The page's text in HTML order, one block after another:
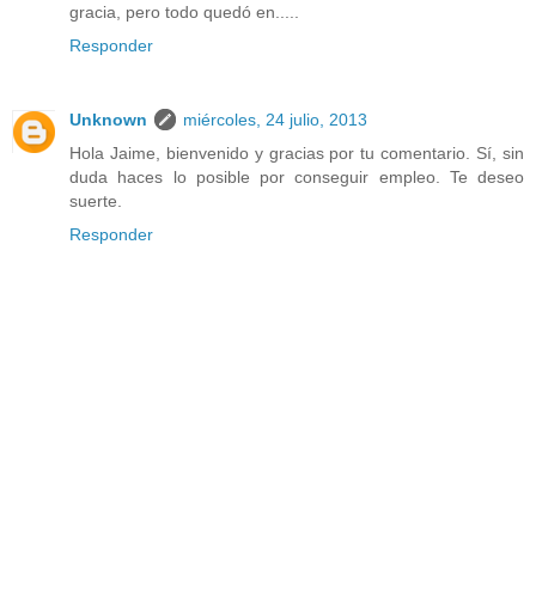
gracia, pero todo quedó en.....
Responder
Unknown
miércoles, 24 julio, 2013
Hola Jaime, bienvenido y gracias por tu comentario. Sí, sin
duda haces lo posible por conseguir empleo. Te deseo
suerte.
Responder